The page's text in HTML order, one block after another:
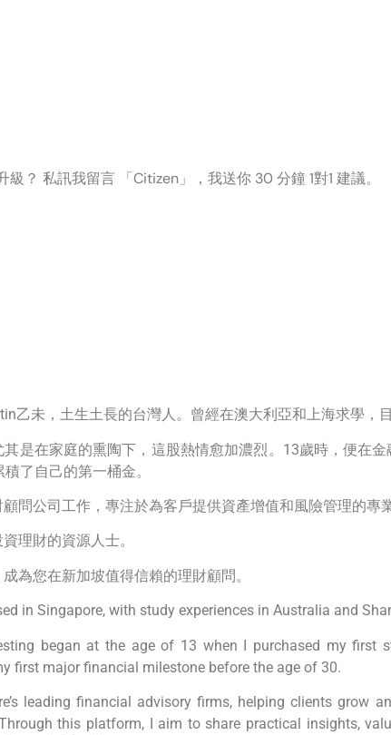
？ 私訊我留言 「Citizen」，我送你 30 分鐘 1對1 建議。
乙未，土生土長的台灣人。曾經在澳大利亞和上海求學，
是在家庭的熏陶下，這股熱情愈加濃烈。13歲時，便在
了自己的第一桶金。
問公司工作，專注於為客戶提供資產增值和風險管理的專
理財的資源人士。
為您在新加坡值得信賴的理財顧問。
in Singapore, with study experiences in Australia and
began at the age of 13 when I purchased my first
first major financial milestone before the age of 30.
leading financial advisory firms, helping clients grow
this platform, I aim to share practical insights,